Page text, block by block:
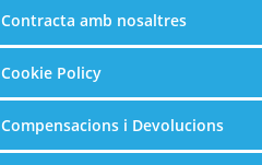
Contracta amb nosaltres
Cookie Policy
Compensacions i Devolucions